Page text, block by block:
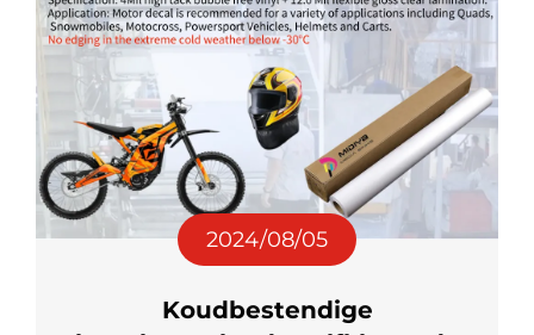
2024/08/05
Koudbestendige